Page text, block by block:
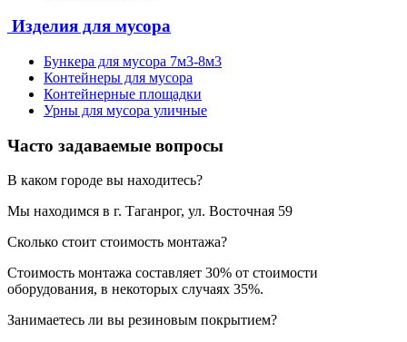
Изделия для мусора
Бункера для мусора 7м3-8м3
Контейнеры для мусора
Контейнерные площадки
Урны для мусора уличные
Часто задаваемые вопросы
В каком городе вы находитесь?
Мы находимся в г. Таганрог, ул. Восточная 59
Сколько стоит стоимость монтажа?
Стоимость монтажа составляет 30% от стоимости
оборудования, в некоторых случаях 35%.
Занимаетесь ли вы резиновым покрытием?